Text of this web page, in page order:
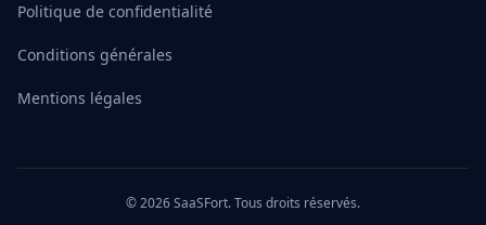
Politique de confidentialité
Conditions générales
Mentions légales
© 2026 SaaSFort. Tous droits réservés.